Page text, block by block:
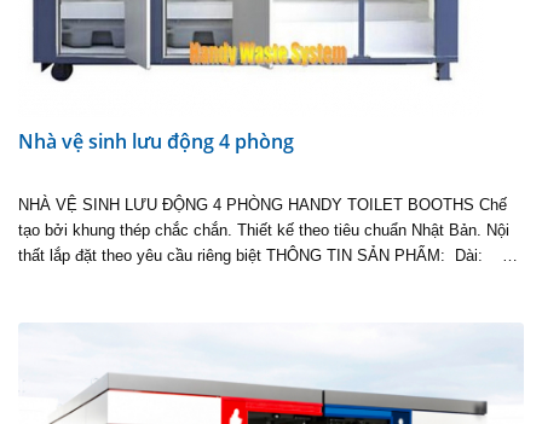
Nhà vệ sinh lưu động 4 phòng
NHÀ VỆ SINH LƯU ĐỘNG 4 PHÒNG HANDY TOILET BOOTHS Chế
tạo bởi khung thép chắc chắn. Thiết kế theo tiêu chuẩn Nhật Bản. Nội
thất lắp đặt theo yêu cầu riêng biệt THÔNG TIN SẢN PHẨM: Dài: …